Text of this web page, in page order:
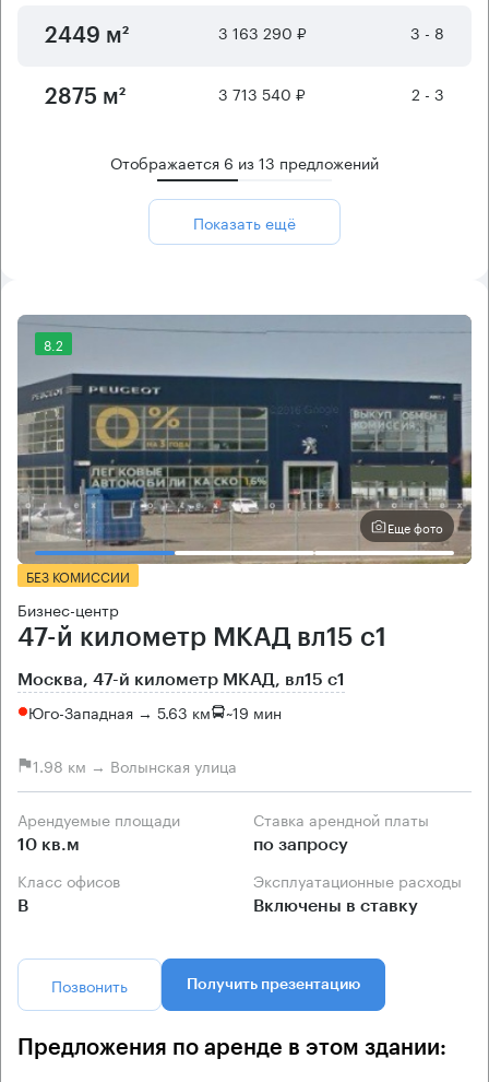
2449 м² 3 163 290 ₽ 3 - 8
2875 м² 3 713 540 ₽ 2 - 3
Отображается 6 из13 предложений
Показать ещё
8.2
Еще фото
БЕЗ КОМИССИИ
Бизнес-центр
47-й километр МКАД вл15 с1
Москва, 47-й километр МКАД, вл15 с1
Юго-Западная → 5.63 км ~19 мин
1.98 км → Волынская улица
Арендуемые площади
10 кв.м
Ставка арендной платы
по запросу
Класс офисов
B
Эксплуатационные расходы
Включены в ставку
Позвонить Получить презентацию
Предложения по аренде в этом здании: